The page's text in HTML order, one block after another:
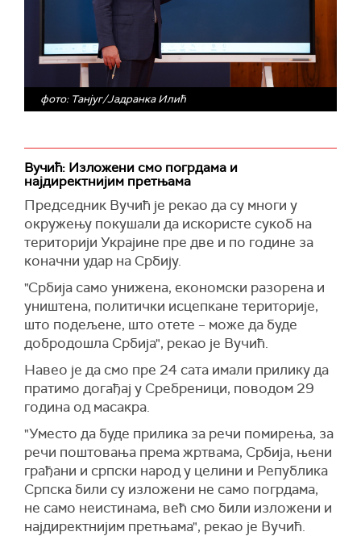
фото: Танјуг/Јадранка Илић
Вучић: Изложени смо погрдама и
најдиректнијим претњама
Председник Вучић је рекао да су многи у
окружењу покушали да искористе сукоб на
територији Украјине пре две и по године за
коначни удар на Србију.
"Србија само унижена, економски разорена и
уништена, политички исцепкане територије,
што подељене, што отете – може да буде
добродошла Србија", рекао је Вучић.
Навео је да смо пре 24 сата имали прилику да
пратимо догађај у Сребреници, поводом 29
година од масакра.
"Уместо да буде прилика за речи помирења, за
речи поштовања према жртвама, Србија, њени
грађани и српски народ у целини и Република
Српска били су изложени не само погрдама,
не само неистинама, већ смо били изложени и
најдиректнијим претњама", рекао је Вучић.